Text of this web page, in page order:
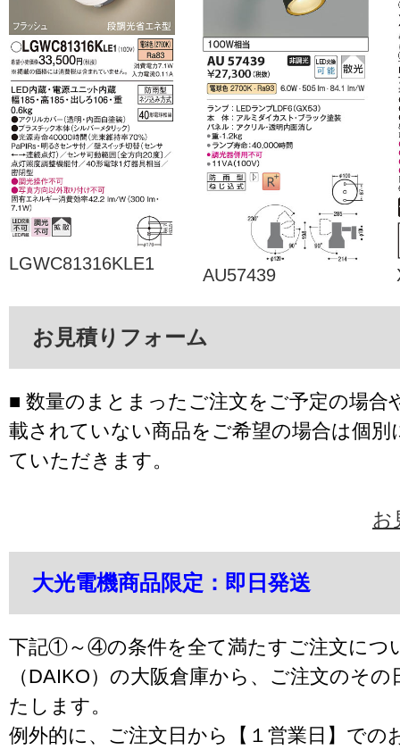
LGWC81316KLE1
AU57439
お見積りフォーム
■ 数量のまとまったご注文をご予定の場合
載されていない商品をご希望の場合は個別
ていただきます。
お
大光電機商品限定：即日発送
下記①～④の条件を全て満たすご注文につ
（DAIKO）の大阪倉庫から、ご注文のそ
たします。
例外的に、ご注文日から【１営業日】での